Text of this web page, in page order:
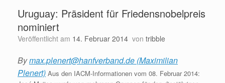
Uruguay: Präsident für Friedensnobelpreis
nominiert
Veröffentlicht am 14. Februar 2014 von tribble
Bymax.plenert@hanfverband.de (Maximilian
Plenert) Aus den IACM-Informationen vom 08. Februar 2014: